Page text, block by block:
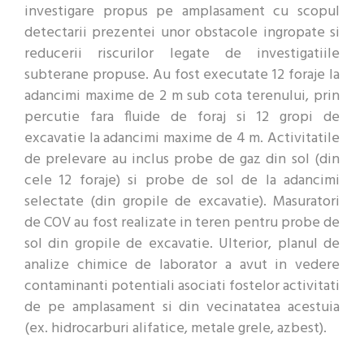
investigare propus pe amplasament cu scopul
detectarii prezentei unor obstacole ingropate si
reducerii riscurilor legate de investigatiile
subterane propuse. Au fost executate 12 foraje la
adancimi maxime de 2 m sub cota terenului, prin
percutie fara fluide de foraj si 12 gropi de
excavatie la adancimi maxime de 4 m. Activitatile
de prelevare au inclus probe de gaz din sol (din
cele 12 foraje) si probe de sol de la adancimi
selectate (din gropile de excavatie). Masuratori
de COV au fost realizate in teren pentru probe de
sol din gropile de excavatie. Ulterior, planul de
analize chimice de laborator a avut in vedere
contaminanti potentiali asociati fostelor activitati
de pe amplasament si din vecinatatea acestuia
(ex. hidrocarburi alifatice, metale grele, azbest).